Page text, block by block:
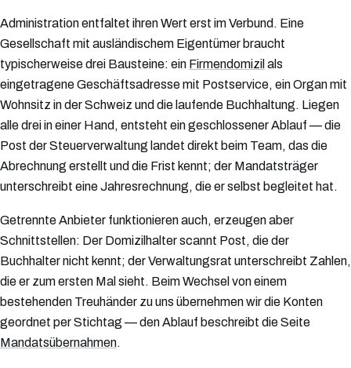
Administration entfaltet ihren Wert erst im Verbund. Eine
Gesellschaft mit ausländischem Eigentümer braucht
typischerweise drei Bausteine: ein Firmendomizil als
eingetragene Geschäftsadresse mit Postservice, ein Organ mit
Wohnsitz in der Schweiz und die laufende Buchhaltung. Liegen
alle drei in einer Hand, entsteht ein geschlossener Ablauf — die
Post der Steuerverwaltung landet direkt beim Team, das die
Abrechnung erstellt und die Frist kennt; der Mandatsträger
unterschreibt eine Jahresrechnung, die er selbst begleitet hat.
Getrennte Anbieter funktionieren auch, erzeugen aber
Schnittstellen: Der Domizilhalter scannt Post, die der
Buchhalter nicht kennt; der Verwaltungsrat unterschreibt Zahlen,
die er zum ersten Mal sieht. Beim Wechsel von einem
bestehenden Treuhänder zu uns übernehmen wir die Konten
geordnet per Stichtag — den Ablauf beschreibt die Seite
Mandatsübernahmen.